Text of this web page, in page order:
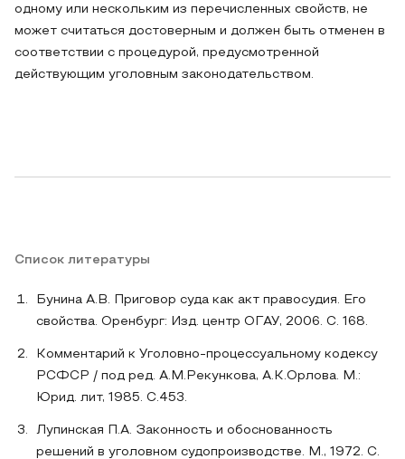
одному или нескольким из перечисленных свойств, не
может считаться достоверным и должен быть отменен в
соответствии с процедурой, предусмотренной
действующим уголовным законодательством.
Список литературы
Бунина А.В. Приговор суда как акт правосудия. Его
свойства. Оренбург: Изд. центр ОГАУ, 2006. С. 168.
Комментарий к Уголовно-процессуальному кодексу
РСФСР / под ред. А.М.Рекункова, А.К.Орлова. М.:
Юрид. лит, 1985. С.453.
Лупинская П.А. Законность и обоснованность
решений в уголовном судопроизводстве. М., 1972. С.